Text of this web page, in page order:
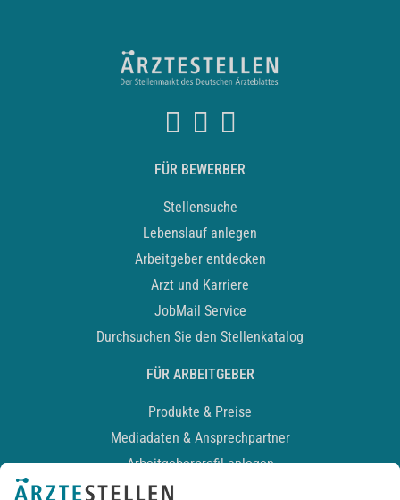
FÜR BEWERBER
Stellensuche
Lebenslauf anlegen
Arbeitgeber entdecken
Arzt und Karriere
JobMail Service
Durchsuchen Sie den Stellenkatalog
FÜR ARBEITGEBER
Produkte & Preise
Mediadaten & Ansprechpartner
Arbeitgeberprofil anlegen
Recruiting-Podcast